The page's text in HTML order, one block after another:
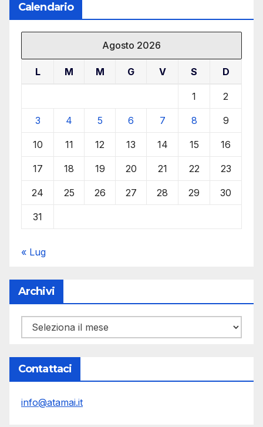
Calendario
Agosto 2026
L M M G V S D
1 2
3 4 5 6 7 8 9
10 11 12 13 14 15 16
17 18 19 20 21 22 23
24 25 26 27 28 29 30
31
« Lug
Archivi
Archivi
Contattaci
info@atamai.it